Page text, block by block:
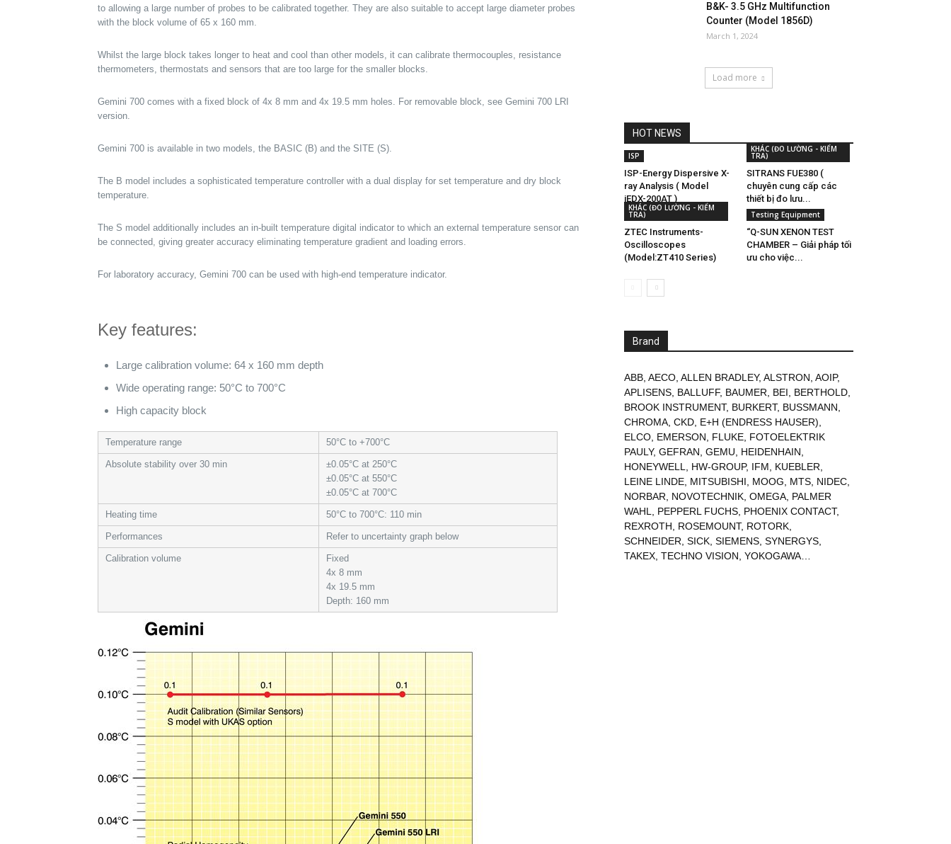
to allowing a large number of probes to be calibrated together. They are also suitable to accept large diameter probes
with the block volume of 65 x 160 mm.
Whilst the large block takes longer to heat and cool than other models, it can calibrate thermocouples, resistance
thermometers, thermostats and sensors that are too large for the smaller blocks.
Gemini 700 comes with a fixed block of 4x 8 mm and 4x 19.5 mm holes. For removable block, see Gemini 700 LRI
version.
Gemini 700 is available in two models, the BASIC (B) and the SITE (S).
The B model includes a sophisticated temperature controller with a dual display for set temperature and dry block
temperature.
The S model additionally includes an in-built temperature digital indicator to which an external temperature sensor can
be connected, giving greater accuracy eliminating temperature gradient and loading errors.
For laboratory accuracy, Gemini 700 can be used with high-end temperature indicator.
Key features:
Large calibration volume: 64 x 160 mm depth
Wide operating range: 50°C to 700°C
High capacity block
Temperature range 50°C to +700°C
Absolute stability over 30 min
±0.05°C at 250°C
±0.05°C at 550°C
±0.05°C at 700°C
Heating time 50°C to 700°C: 110 min
Performances Refer to uncertainty graph below
Calibration volume
Fixed
4x 8 mm
4x 19.5 mm
Depth: 160 mm
B&K- 3.5 GHz Multifunction
Counter (Model 1856D)
March 1, 2024
Load more
HOT NEWS
ISP
ISP-Energy Dispersive X-
ray Analysis ( Model
iEDX-200AT )
KHÁC (ĐO LƯỜNG - KIỂM
TRA)
SITRANS FUE380 (
chuyên cung cấp các
thiết bị đo lưu...
KHÁC (ĐO LƯỜNG - KIỂM
TRA)
ZTEC Instruments-
Oscilloscopes
(Model:ZT410 Series)
Testing Equipment
“Q-SUN XENON TEST
CHAMBER – Giải pháp tối
ưu cho việc...
Brand
ABB AECO ALLEN BRADLEY, ALSTRON AOIP,
APLISENS BALLUFF, BAUMER BEI BERTHOLD
BROOK INSTRUMENT, BURKERT, BUSSMANN
CHROMA CKD E+H (ENDRESS HAUSER)
ELCO EMERSON FLUKE FOTOELEKTRIK
PAULY, GEFRAN GEMU HEIDENHAIN
HONEYWELL
HW-GROUP, IFM KUEBLER
LEINE LINDE MITSUBISHI MOOG MTS NIDEC
NORBAR
NOVOTECHNIK OMEGA PALMER
WAHL
PEPPERL FUCHS PHOENIX CONTACT,
REXROTH
ROSEMOUNT, ROTORK
SCHNEIDER SICK SIEMENS SYNERGYS
TAKEX TECHNO VISION YOKOGAWA